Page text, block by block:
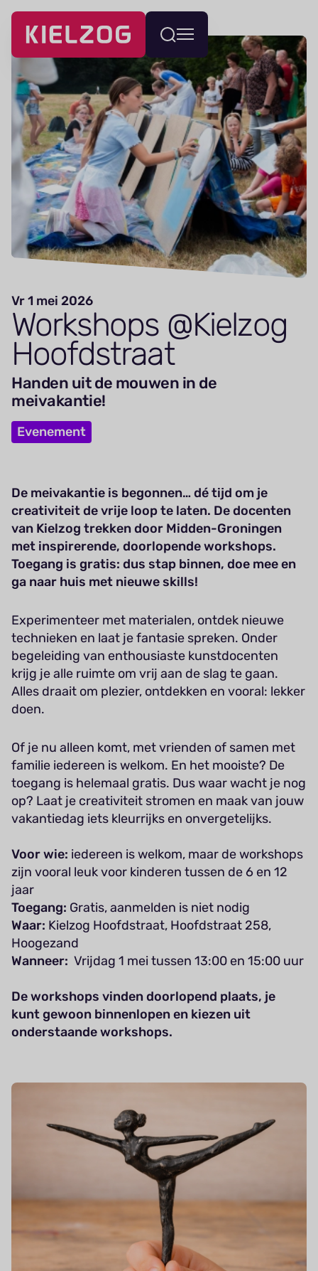
Navigatie
overslaan
Wissel
menu
Vr 1 mei 2026
Workshops @Kielzog
Hoofdstraat
Handen uit de mouwen in de
meivakantie!
Evenement
De meivakantie is begonnen… dé tijd om je
creativiteit de vrije loop te laten. De docenten
van Kielzog trekken door Midden-Groningen
met inspirerende, doorlopende workshops.
Toegang is gratis: dus stap binnen, doe mee en
ga naar huis met nieuwe skills!
Experimenteer met materialen, ontdek nieuwe
technieken en laat je fantasie spreken. Onder
begeleiding van enthousiaste kunstdocenten
krijg je alle ruimte om vrij aan de slag te gaan.
Alles draait om plezier, ontdekken en vooral: lekker
doen.
Of je nu alleen komt, met vrienden of samen met
familie iedereen is welkom. En het mooiste? De
toegang is helemaal gratis. Dus waar wacht je nog
op? Laat je creativiteit stromen en maak van jouw
vakantiedag iets kleurrijks en onvergetelijks.
Voor wie: iedereen is welkom, maar de workshops
zijn vooral leuk voor kinderen tussen de 6 en 12
jaar
Toegang: Gratis, aanmelden is niet nodig
Waar: Kielzog Hoofdstraat, Hoofdstraat 258,
Hoogezand
Wanneer: Vrijdag 1 mei tussen 13:00 en 15:00 uur
De workshops vinden doorlopend plaats, je
kunt gewoon binnenlopen en kiezen uit
onderstaande workshops.